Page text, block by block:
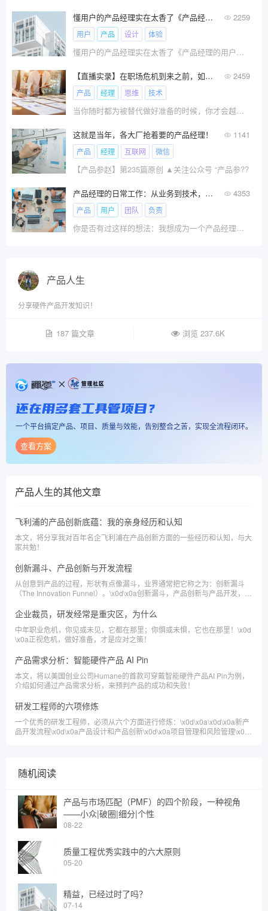
懂用户的产品经理实在太香了《产品经理的用户体验设计秘籍》分享！ 2259
用户 产品 设计 体验
懂用户的产品经理实在太香了《产品经理的用户体验设计秘籍》分享！
【直播实录】在职场危机到来之前，如何转型做产品经理？ 2459
产品 经理 思维 技术
当你随时都为被替代做好准备的时候，你才会越变越好！\x0a在职场危机到来之前，你做好准备了吗？
这就是当年，各大厂抢着要的产品经理！ 1141
产品 经理 互联网 微信
【产品参赵】第235篇原创 ▲关注公众号 “产品参??
产品经理的日常工作：从业务到技术，你需要知道的一切 4353
产品 用户 团队 负责
你是否有过这样的想法：我想成为一个产品经理，但是我不知道产品经理都做些什么，也不知道我是否有能力做好这个职业
产品人生
分享硬件产品开发知识！
187 篇文章 浏览 237.6K
还在用多套工具管项目？
一个平台搞定产品、项目、质量与效能，告别整合之苦，实现全流程闭环。
查看方案
产品人生的其他文章
飞利浦的产品创新底蕴：我的亲身经历和认知
本文，将分享我对百年名企飞利浦在产品创新方面的一些经历和认知，与大
家共勉！
创新漏斗、产品创新与开发流程
从创意到产品的过程，形状有点像漏斗，业界通常把它称之为：创新漏斗
（The Innovation Funnel）。\x0d\x0a创新漏斗，产品创新与产品开发，来
企业裁员，研发经常是重灾区，为什么
中年职业危机，你见或未见，它都在那里；你惧或未惧，它也在那里！\x0d
\x0a正视危机，做好准备，才是应对之策！
产品需求分析：智能硬件产品 AI Pin
本文，将以美国创业公司Humane的首款可穿戴智能硬件产品AI Pin为例，
介绍如何通过产品需求分析，来预判产品的成功和失败！
研发工程师的六项修炼
一个优秀的研发工程师，必须从六个方面进行修炼：\x0d\x0a\x0d\x0a新产
品开发流程\x0d\x0a产品设计和产品创新\x0d\x0a项目管理和风险管理\x0d
随机阅读
产品与市场匹配（PMF）的四个阶段，一种视角
——小众|破圈|细分|个性
08-22
质量工程优秀实践中的六大原则
05-20
精益，已经过时了吗？
07-14